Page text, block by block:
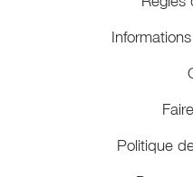
Politique